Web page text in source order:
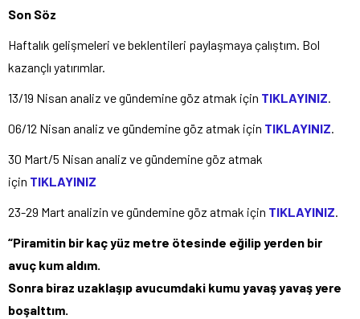
Son Söz
Haftalık gelişmeleri ve beklentileri paylaşmaya çalıştım. Bol
kazançlı yatırımlar.
13/19 Nisan analiz ve gündemine göz atmak için TIKLAYINIZ.
06/12 Nisan analiz ve gündemine göz atmak için TIKLAYINIZ.
30 Mart/5 Nisan analiz ve gündemine göz atmak
için TIKLAYINIZ
23-29 Mart analizin ve gündemine göz atmak için TIKLAYINIZ.
“Piramitin bir kaç yüz metre ötesinde eğilip yerden bir
avuç kum aldım.
Sonra biraz uzaklaşıp avucumdaki kumu yavaş yavaş yere
boşalttım.